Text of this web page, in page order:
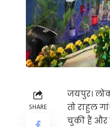
SHARE
जयपुर।
तो राहुल
चुकी हैं और